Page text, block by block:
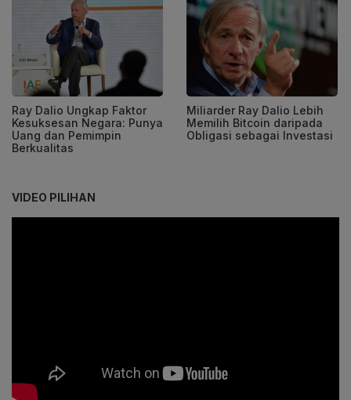
Ray Dalio Ungkap Faktor
Kesuksesan Negara: Punya
Uang dan Pemimpin
Berkualitas
Miliarder Ray Dalio Lebih
Memilih Bitcoin daripada
Obligasi sebagai Investasi
VIDEO PILIHAN